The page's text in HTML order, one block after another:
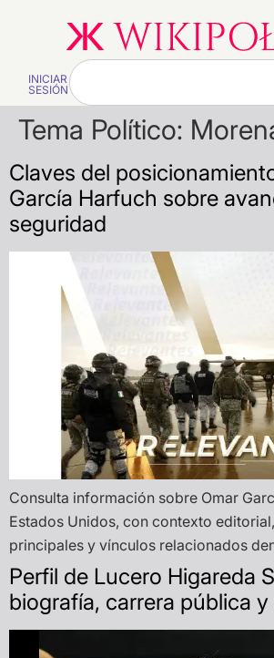
INICIAR
SESIÓN
Tema Político:
Claves del
García Harfuch sobre
seguridad
Consulta información sobre Omar
Estados Unidos, con contexto
principales y vínculos relacionados
Perfil de Lucero Higareda
biografía, carrera pública